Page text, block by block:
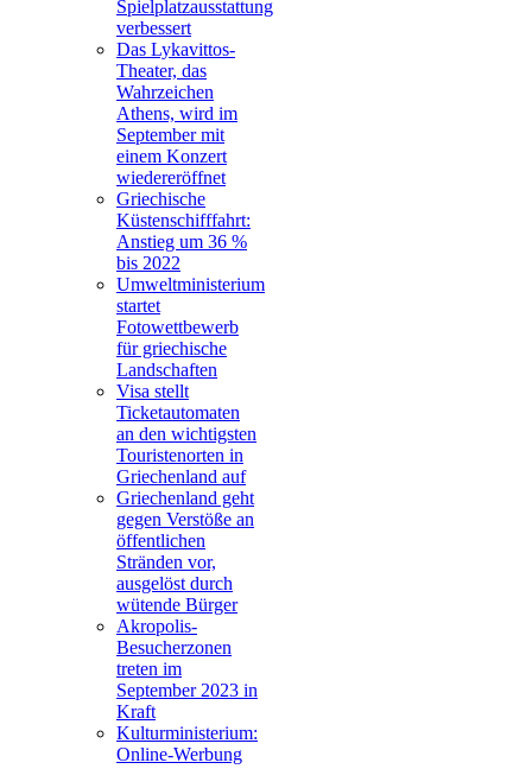
Spielplatzausstattung
verbessert
Das Lykavittos-
Theater, das
Wahrzeichen
Athens, wird im
September mit
einem Konzert
wiedereröffnet
Griechische
Küstenschifffahrt:
Anstieg um 36 %
bis 2022
Umweltministerium
startet
Fotowettbewerb
für griechische
Landschaften
Visa stellt
Ticketautomaten
an den wichtigsten
Touristenorten in
Griechenland auf
Griechenland geht
gegen Verstöße an
öffentlichen
Stränden vor,
ausgelöst durch
wütende Bürger
Akropolis-
Besucherzonen
treten im
September 2023 in
Kraft
Kulturministerium:
Online-Werbung